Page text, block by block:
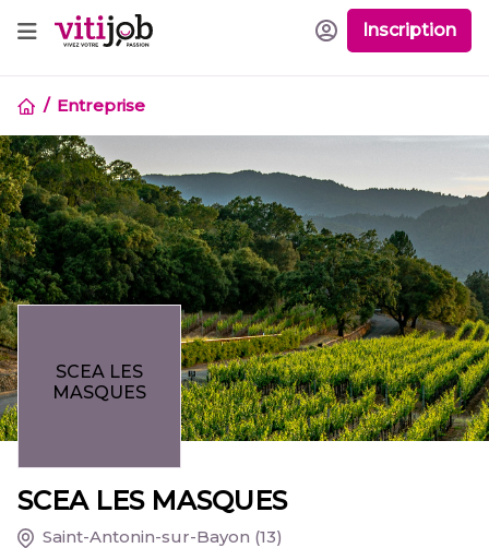
Inscription
Entreprise
SCEA LES
MASQUES
SCEA LES MASQUES
Saint-Antonin-sur-Bayon (13)